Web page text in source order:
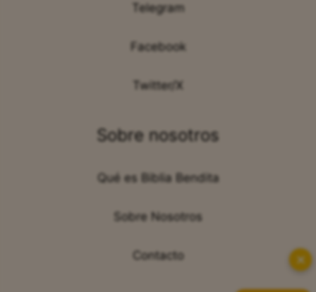
Telegram
Facebook
Twitter/X
Sobre nosotros
Qué es Biblia Bendita
Sobre Nosotros
Contacto ✕